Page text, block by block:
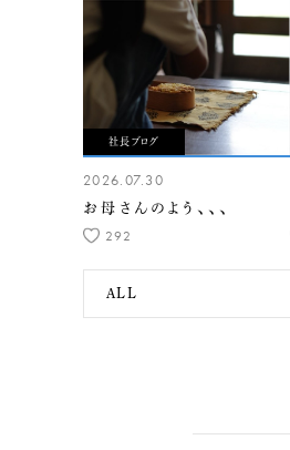
社長ブログ
2026.07.30
お母さんのよう、、、
292
ALL